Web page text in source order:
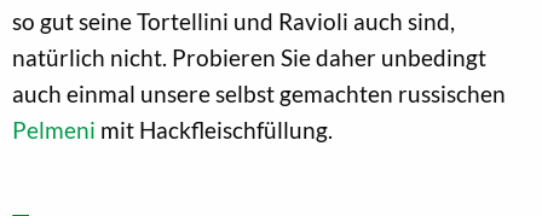
so gut seine Tortellini und Ravioli auch sind,
natürlich nicht. Probieren Sie daher unbedingt
auch einmal unsere selbst gemachten russischen
Pelmeni mit Hackfleischfüllung.